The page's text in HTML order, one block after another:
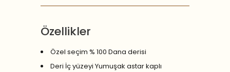
Özellikler
Özel seçim % 100 Dana derisi
Deri İç yüzeyi Yumuşak astar kaplı